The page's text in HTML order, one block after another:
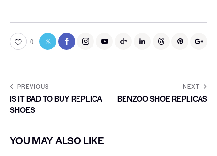
0
PREVIOUS
IS IT BAD TO BUY REPLICA
SHOES
NEXT
BENZOO SHOE REPLICAS
YOU MAY ALSO LIKE